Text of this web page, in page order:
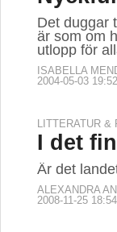
Det duggar
är som om
utlopp för
ISABELLA
2004-05-03
LITTERATUR &
I det
Är det
ALEXANDRA
2008-11-25